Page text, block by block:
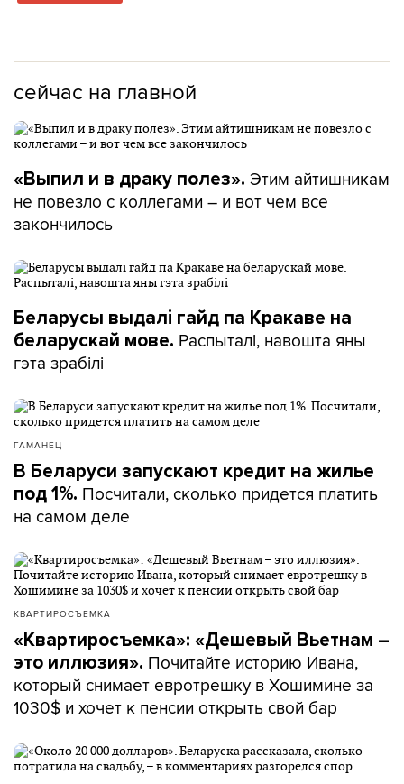
сейчас на главной
«Выпил и в драку полез». Этим айтишникам
не повезло с коллегами – и вот чем все
закончилось
Беларусы выдалі гайд па Кракаве на
беларускай мове. Распыталі, навошта яны
гэта зрабілі
ГАМАНЕЦ
В Беларуси запускают кредит на жилье
под 1%. Посчитали, сколько придется платить
на самом деле
КВАРТИРОСЪЕМКА
«Квартиросъемка»: «Дешевый Вьетнам –
это иллюзия». Почитайте историю Ивана,
который снимает евротрешку в Хошимине за
1030$ и хочет к пенсии открыть свой бар